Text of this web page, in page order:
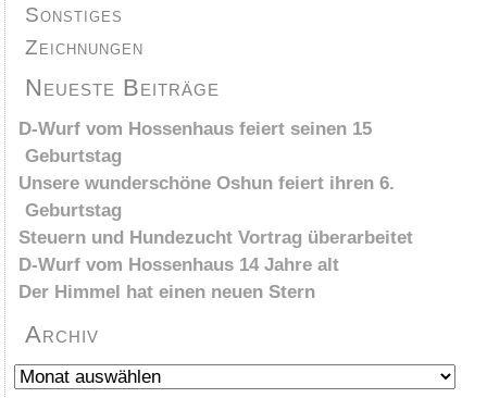
Sonstiges
Zeichnungen
Neueste Beiträge
D-Wurf vom Hossenhaus feiert seinen 15
Geburtstag
Unsere wunderschöne Oshun feiert ihren 6.
Geburtstag
Steuern und Hundezucht Vortrag überarbeitet
D-Wurf vom Hossenhaus 14 Jahre alt
Der Himmel hat einen neuen Stern
Archiv
Archiv